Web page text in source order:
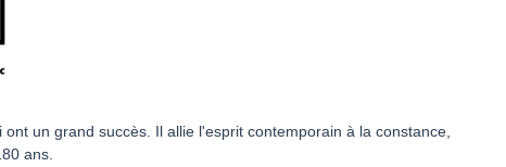
un grand succès. Il allie l'esprit contemporain à la constance,
ans.